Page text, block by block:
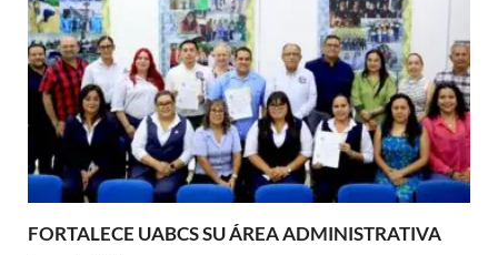
FORTALECE UABCS SU ÁREA ADMINISTRATIVA